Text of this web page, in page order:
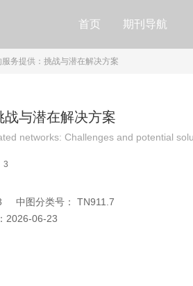
首页 期刊导航
务提供：挑战与潜在解决方案
与潜在解决方案
networks: Challenges and potential
3
中图分类号：
TN911.7
2026-06-23